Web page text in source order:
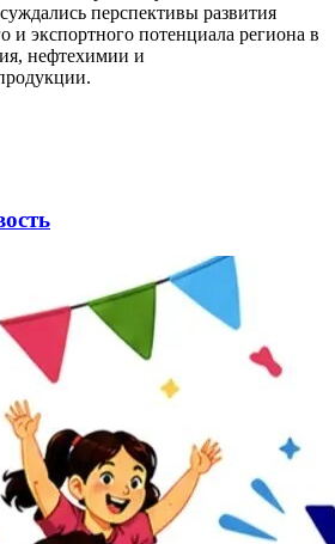
перспективы развития
и экспортного потенциала региона в
нефтехимии и